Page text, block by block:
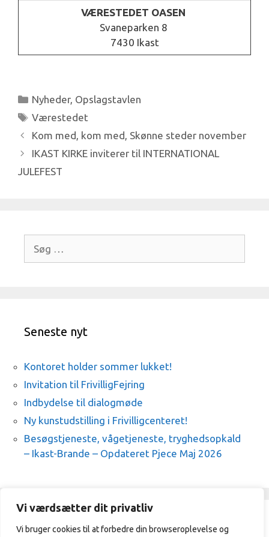
Vi værdsætter dit privatliv
Vi bruger cookies til at forbedre din browseroplevelse og
VÆRESTEDET OASEN
Svaneparken 8
7430 Ikast
Kategorier
Nyheder, Opslagstavlen
Tags
Værestedet
Kom med, kom med, Skønne steder november
IKAST KIRKE inviterer til INTERNATIONAL
JULEFEST
efter:
Seneste nyt
Kontoret holder sommer lukket!
Invitation til FrivilligFejring
Indbydelse til dialogmøde
Ny kunstudstilling i Frivilligcenteret!
Besøgstjeneste, vågetjeneste, tryghedsopkald
– Ikast-Brande – Opdateret Pjece Maj 2026
Frivilligcenter Ikast-Brande / 21329409